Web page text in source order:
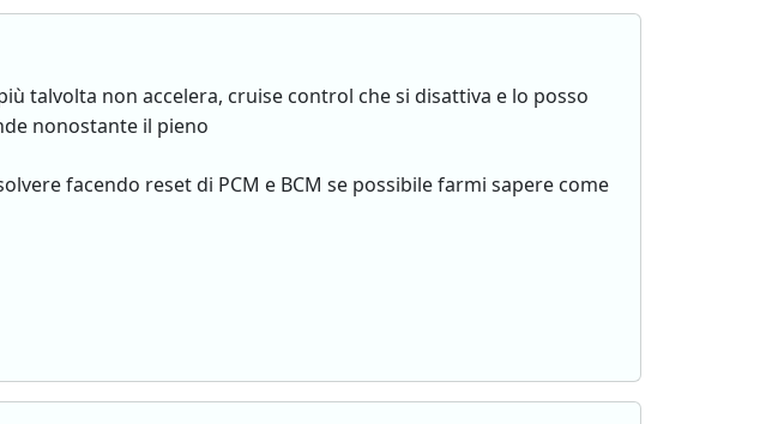
talvolta non accelera, cruise control che si disattiva e lo posso
nonostante il pieno
facendo reset di PCM e BCM se possibile farmi sapere come